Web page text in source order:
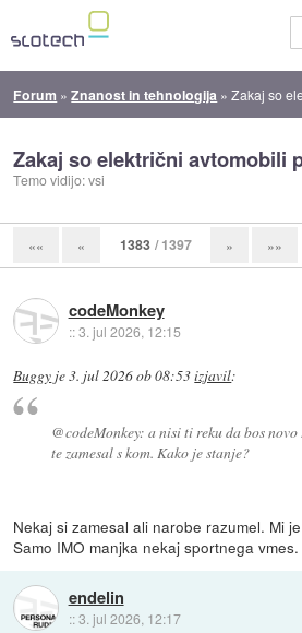
Forum »Znanost in tehnologija »Zakaj so
Zakaj so električni avtomobili
Temo vidijo: vsi
«« « 1383 / 1397 » »»
codeMonkey
::3. jul 2026, 12:15
Buggy je3. jul 2026 ob 08:53izjavil:
@codeMonkey: a nisi ti reku da bos
te zamesal s kom. Kako je stanje?
Nekaj si zamesal ali narobe razumel. Mi
Samo IMO manjka nekaj sportnega vmes.
endelin
::3. jul 2026, 12:17